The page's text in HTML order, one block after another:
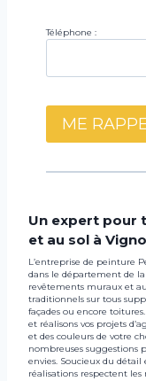
Téléphone :
Un expert pour
et au sol à
L’entreprise de peinture
dans le département de
revêtements muraux et
traditionnels sur tous
façades ou encore
et réalisons vos projets
et des couleurs de votre
nombreuses suggestions
envies. Soucieux du
réalisations respectent